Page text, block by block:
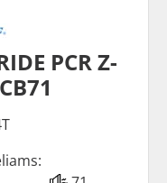
PCR Z-